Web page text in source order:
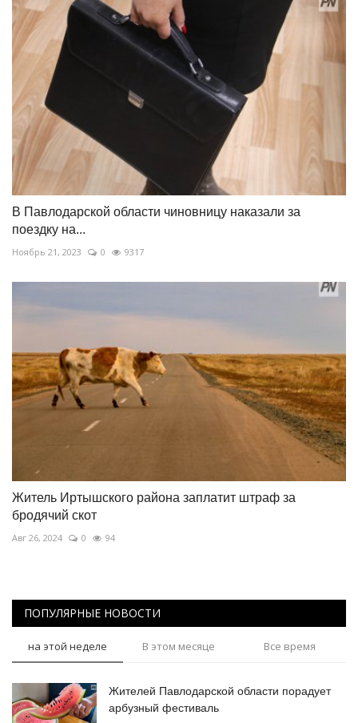
В Павлодарской области чиновницу наказали за
поездку на...
Ноябрь 21, 2023 0 9317
Житель Иртышского района заплатит штраф за
бродячий скот
Авг 26, 2024 0 94
ПОПУЛЯРНЫЕ НОВОСТИ
на этой неделе В этом месяце Все время
Жителей Павлодарской области порадует
арбузный фестиваль